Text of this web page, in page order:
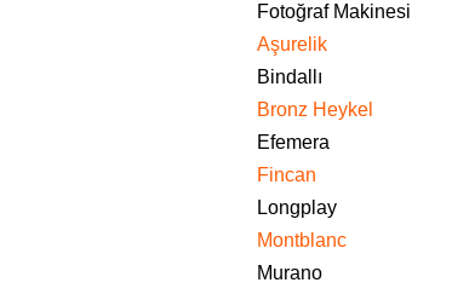
Fotoğraf Makinesi
Aşurelik
Bindallı
Bronz Heykel
Efemera
Fincan
Longplay
Montblanc
Murano